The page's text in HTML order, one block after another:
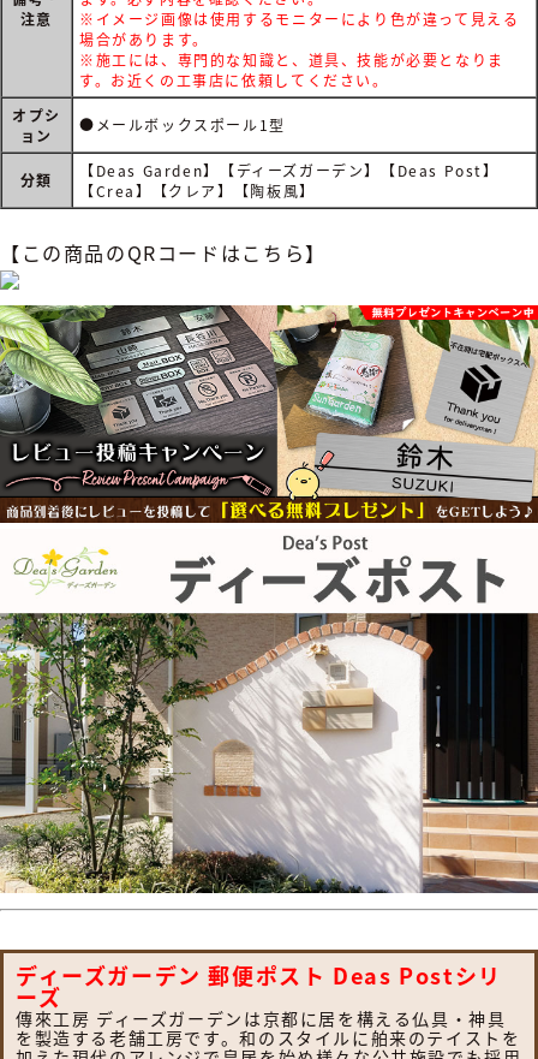
注意
※イメージ画像は使用するモニターにより色が違って見える
場合があります。
※施工には、専門的な知識と、道具、技能が必要となりま
す。お近くの工事店に依頼してください。
オプシ
ョン
●メールボックスポール1型
分類
【Deas Garden】【ディーズガーデン】【Deas Post】
【Crea】【クレア】【陶板風】
【この商品のQRコードはこちら】
ディーズガーデン 郵便ポスト Deas Postシリ
ーズ
傳來工房 ディーズガーデンは京都に居を構える仏具・神具
を製造する老舗工房です。和のスタイルに舶来のテイストを